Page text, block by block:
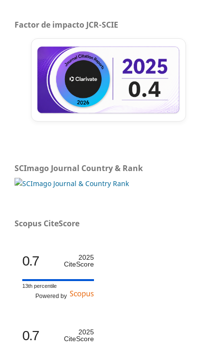
Factor de impacto JCR-SCIE
SCImago Journal Country & Rank
Scopus CiteScore
0.7
2025
CiteScore
13th percentile
Powered by
0.7
2025
CiteScore